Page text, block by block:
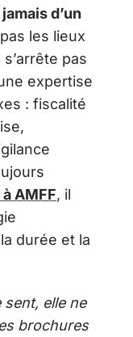
d’un
les lieux
pas
expertise
: fiscalité
AMFF, il
durée et la
sent, elle ne
brochures